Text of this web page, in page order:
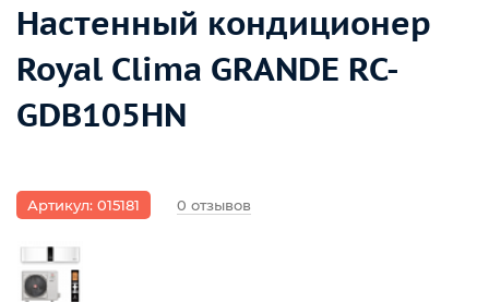
Настенный кондиционер
Royal Clima GRANDE RC-
GDB105HN
Артикул: 015181 0 отзывов